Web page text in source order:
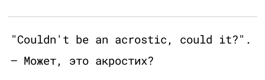
"Couldn't be an acrostic, could it?".
— Может, это акростих?